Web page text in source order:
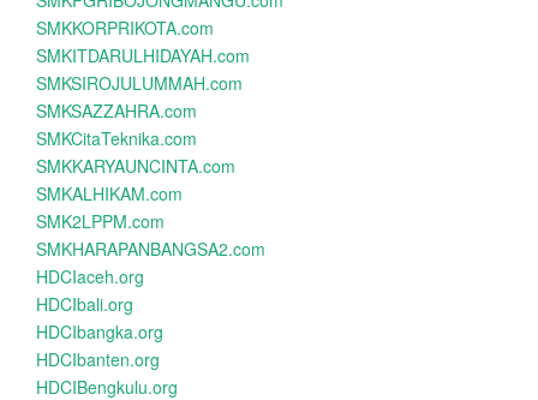
SMKKORPRIKOTA.com
SMKITDARULHIDAYAH.com
SMKSIROJULUMMAH.com
SMKSAZZAHRA.com
SMKCitaTeknika.com
SMKKARYAUNCINTA.com
SMKALHIKAM.com
SMK2LPPM.com
SMKHARAPANBANGSA2.com
HDCIaceh.org
HDCIbali.org
HDCIbangka.org
HDCIbanten.org
HDCIBengkulu.org